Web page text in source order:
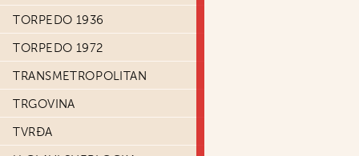
TORPEDO 1936
TORPEDO 1972
TRANSMETROPOLITAN
TRGOVINA
TVRĐA